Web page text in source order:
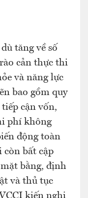
tăng về số
cản thực thi
và năng lực
bao gồm quy
cận vốn,
phí không
động toàn
còn bất cập
bằng, định
và thủ tục
kiến nghị